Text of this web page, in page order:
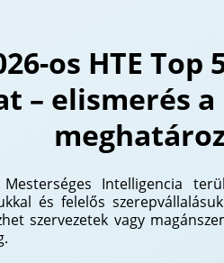
os HTE
– elismerés
Intelligencia
és felelős
szervezetek vagy